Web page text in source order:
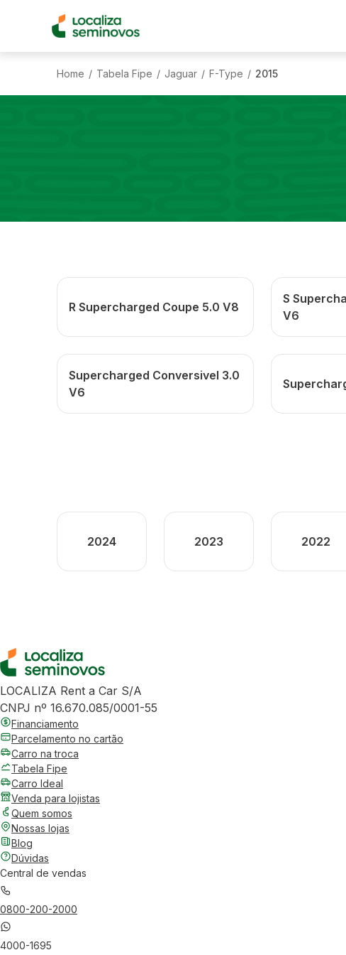
Home / Tabela Fipe / Jaguar / F-Type / 2015
R Supercharged Coupe 5.0 V8
S
V6
Supercharged Conversivel 3.0
V6
2024 2023 2022
LOCALIZA Rent a Car S/A
CNPJ nº 16.670.085/0001-55
Financiamento
Parcelamento no cartão
Carro na troca
Tabela Fipe
Carro Ideal
Venda para lojistas
Quem somos
Nossas lojas
Blog
Dúvidas
Central de vendas
0800-200-2000
4000-1695